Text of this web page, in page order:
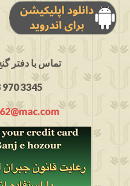
: تماس با دفتر
970 3345